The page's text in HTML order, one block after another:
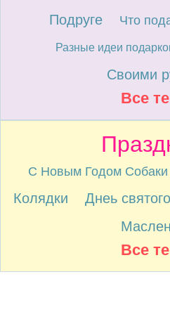
Подруге
Что
Разные идеи
Своими
Все
С Новым Годом Собаки
Колядки
Днеь
Все